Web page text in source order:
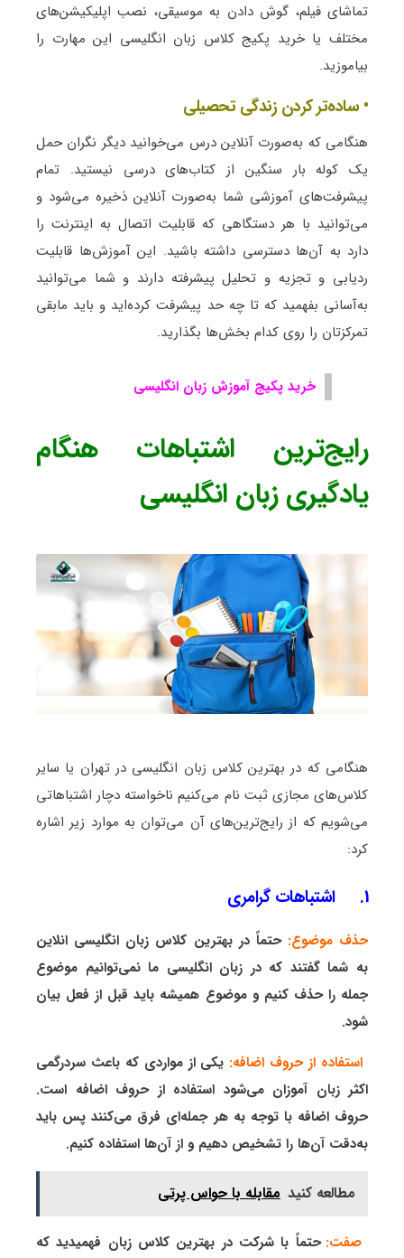
تماشای فیلم، گوش دادن به موسیقی، نصب اپلیکیشن‌های
مختلف یا خرید پکیج کلاس زبان انگلیسی این مهارت را
بیاموزید.
• ساده‌تر کردن زندگی تحصیلی
هنگامی که به‌صورت آنلاین درس می‌خوانید دیگر نگران حمل
یک کوله بار سنگین از کتاب‌های درسی نیستید. تمام
پیشرفت‌های آموزشی شما به‌صورت آنلاین ذخیره می‌شود و
می‌توانید با هر دستگاهی که قابلیت اتصال به اینترنت را
دارد به آن‌ها دسترسی داشته باشید. این آموزش‌ها قابلیت
ردیابی و تجزیه و تحلیل پیشرفته دارند و شما می‌توانید
به‌آسانی بفهمید که تا چه حد پیشرفت کرده‌اید و باید مابقی
تمرکزتان را روی کدام بخش‌ها بگذارید.
خرید پکیج آموزش زبان انگلیسی
رایج‌ترین اشتباهات هنگام
یادگیری زبان انگلیسی
هنگامی که در بهترین کلاس زبان انگلیسی در تهران یا سایر
کلاس‌های مجازی ثبت نام می‌کنیم ناخواسته دچار اشتباهاتی
می‌شویم که از رایج‌ترین‌های آن می‌توان به موارد زیر اشاره
کرد:
1. اشتباهات گرامری
حذف موضوع: حتماً در بهترین کلاس زبان انگلیسی انلاین
به شما گفتند که در زبان انگلیسی ما نمی‌توانیم موضوع
جمله را حذف کنیم و موضوع همیشه باید قبل از فعل بیان
شود.
استفاده از حروف اضافه: یکی از مواردی که باعث سردرگمی
اکثر زبان آموزان می‌شود استفاده از حروف اضافه است.
حروف اضافه با توجه به هر جمله‌ای فرق می‌کنند پس باید
به‌دقت آن‌ها را تشخیص دهیم و از آن‌ها استفاده کنیم.
مطالعه کنید مقابله با حواس پرتی
صفت: حتماً با شرکت در بهترین کلاس زبان فهمیدید که